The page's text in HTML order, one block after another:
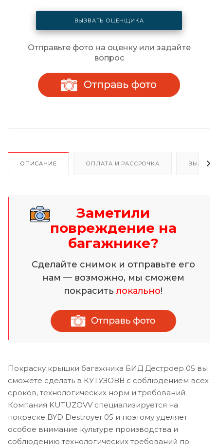
ВЫЗВАТЬ ОЦЕНЩИКА
Отправьте фото на оценку или задайте
вопрос
ОПИСАНИЕ ОПЛАТА И РАССРОЧКА ВЫЗОВ
Заметили
повреждение на
багажнике?
Сделайте снимок и отправьте его
нам — возможно, мы сможем
покраситьлокально!
Покраску крышки багажника БИД Дестроер 05 вы
сможете сделать в КУТУЗОВВ с соблюдением всех
сроков, технологических норм и требований.
Компания KUTUZOVV специализируется на
покраске BYD Destroyer 05 и поэтому уделяет
особое внимание культуре производства и
соблюдению технологических требований по